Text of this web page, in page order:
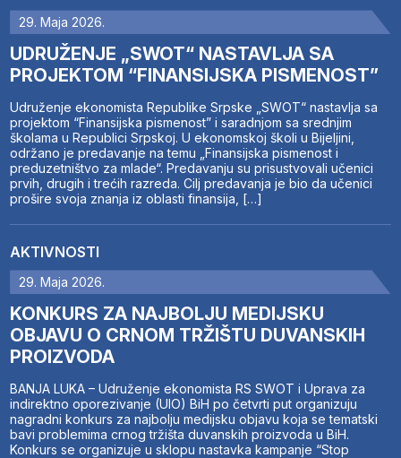
29. Maja 2026.
UDRUŽENJE „SWOT“ NASTAVLJA SA
PROJEKTOM “FINANSIJSKA PISMENOST”
Udruženje ekonomista Republike Srpske „SWOT“ nastavlja sa
projektom “Finansijska pismenost” i saradnjom sa srednjim
školama u Republici Srpskoj. U ekonomskoj školi u Bijeljini,
održano je predavanje na temu „Finansijska pismenost i
preduzetništvo za mlade“. Predavanju su prisustvovali učenici
prvih, drugih i trećih razreda. Cilj predavanja je bio da učenici
prošire svoja znanja iz oblasti finansija, […]
AKTIVNOSTI
29. Maja 2026.
KONKURS ZA NAJBOLJU MEDIJSKU
OBJAVU O CRNOM TRŽIŠTU DUVANSKIH
PROIZVODA
BANJA LUKA – Udruženje ekonomista RS SWOT i Uprava za
indirektno oporezivanje (UIO) BiH po četvrti put organizuju
nagradni konkurs za najbolju medijsku objavu koja se tematski
bavi problemima crnog tržišta duvanskih proizvoda u BiH.
Konkurs se organizuje u sklopu nastavka kampanje “Stop